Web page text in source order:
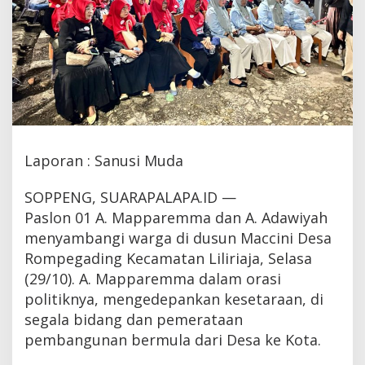
Laporan : Sanusi Muda
SOPPENG, SUARAPALAPA.ID —
Paslon 01 A. Mapparemma dan A. Adawiyah
menyambangi warga di dusun Maccini Desa
Rompegading Kecamatan Liliriaja, Selasa
(29/10). A. Mapparemma dalam orasi
politiknya, mengedepankan kesetaraan, di
segala bidang dan pemerataan
pembangunan bermula dari Desa ke Kota.